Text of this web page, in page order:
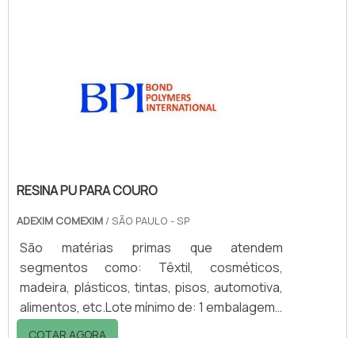
de empresas que usam o thinner nos
processos produtivos. Isso porque o
RESINA PU PARA COURO
ADEXIM COMEXIM / SÃO PAULO - SP
São matérias primas que atendem
segmentos como: Têxtil, cosméticos,
madeira, plásticos, tintas, pisos, automotiva,
alimentos, etc.Lote mínimo de: 1 embalagem -
20kgResina de poliuretano para couroAs
COTAR AGORA